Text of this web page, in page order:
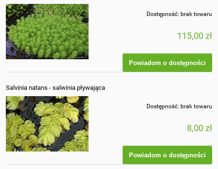
Dostępność: brak towaru
115,00 zł
Powiadom o dostępności
Salvinia natans - salwinia pływająca
Dostępność: brak towaru
8,00 zł
Powiadom o dostępności